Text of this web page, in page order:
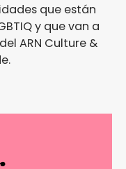
que están
y que van a
ARN Culture &